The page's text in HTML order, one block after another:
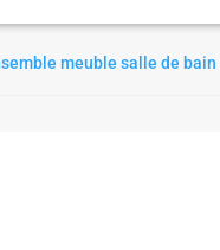
meuble salle de bain